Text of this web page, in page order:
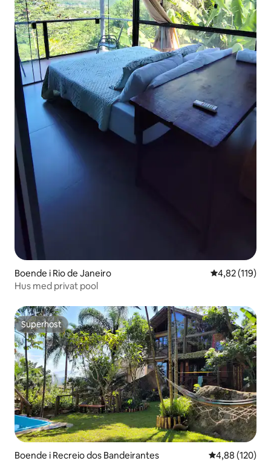
Boende i Rio de Janeiro 4,82 av 5 i
4,82 (119)
Hus med privat pool
Superhost
Superhost
Boende i Recreio dos Bandeirantes 4,88 av 5 i
4,88 (120)